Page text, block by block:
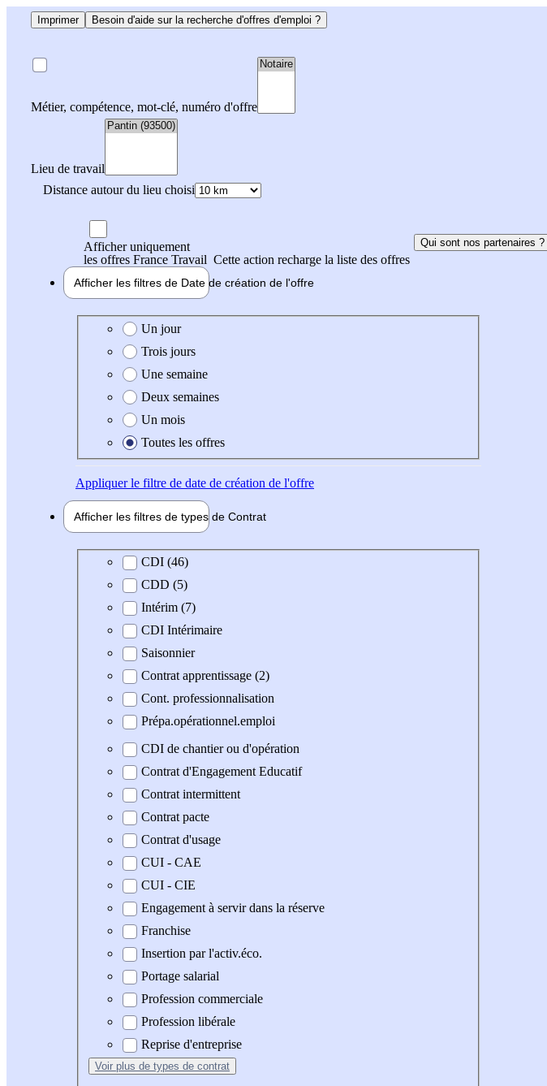
Imprimer Besoin d'aide sur la recherche d'offres d'emploi ?
Métier, compétence, mot-clé, numéro d'offre
Lieu de travail
Distance autour du lieu choisi
Afficher uniquement
les offres France Travail Cette action recharge la liste des offres
Qui sont nos partenaires ?
Afficher les filtres de Date de création de l'offre
Date de création de l'offre
Un jour
Trois jours
Une semaine
Deux semaines
Un mois
Toutes les offres
Appliquerle filtre de date de création de l'offre
Afficher les filtres de types de Contrat
Type de contratCDI (46)
CDD (5)
Intérim (7)
CDI Intérimaire
Saisonnier
Contrat apprentissage (2)
Cont. professionnalisation
Prépa.opérationnel.emploi
CDI de chantier ou d'opération
Contrat d'Engagement Educatif
Contrat intermittent
Contrat pacte
Contrat d'usage
CUI - CAE
CUI - CIE
Engagement à servir dans la réserve
Franchise
Insertion par l'activ.éco.
Portage salarial
Profession commerciale
Profession libérale
Reprise d'entreprise
Voir plus de types de contrat